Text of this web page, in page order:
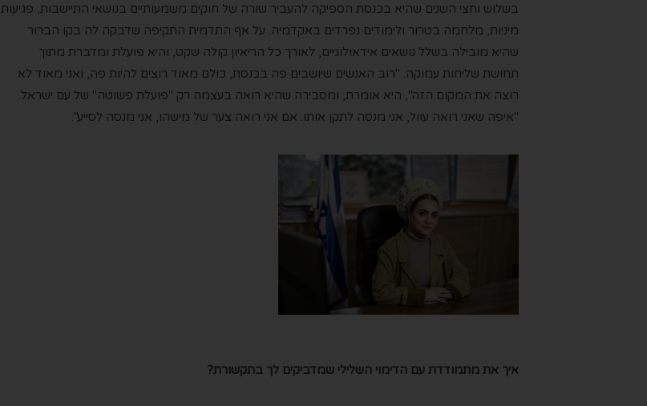
בשלוש וחצי השנים שהיא בכנסת הספיקה להעביר שורה של חוקים משמעותיים בנושאי התיישבות, פגיעות
מיניות, מלחמה בטרור ולימודים נפרדים באקדמיה. על אף התדמית התקיפה שדבקה לה בקו הברור
שהיא מובילה בשלל נושאים אידאולוגיים, לאורך כל הריאיון קולה שקט, והיא פועלת ומדברת מתוך
תחושת שליחות עמוקה.
"רוב האנשים שיושבים פה בכנסת, כולם מאוד רוצים להיות פה, ואני מאוד לא
רוצה את המקום הזה", היא אומרת, ומסבירה שהיא רואה בעצמה רק "פועלת פשוטה" של עם ישראל.
"איפה שאני רואה עוול, אני מנסה לתקן אותו. אם אני רואה צער של מישהו, אני מנסה לסייע".
איך את מתמודדת עם הדימוי השלילי שמדביקים לך בתקשורת?